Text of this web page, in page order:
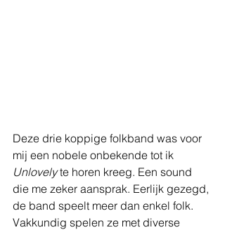
Deze drie koppige folkband was voor
mij een nobele onbekende tot ik
Unlovely te horen kreeg. Een sound
die me zeker aansprak. Eerlijk gezegd,
de band speelt meer dan enkel folk.
Vakkundig spelen ze met diverse